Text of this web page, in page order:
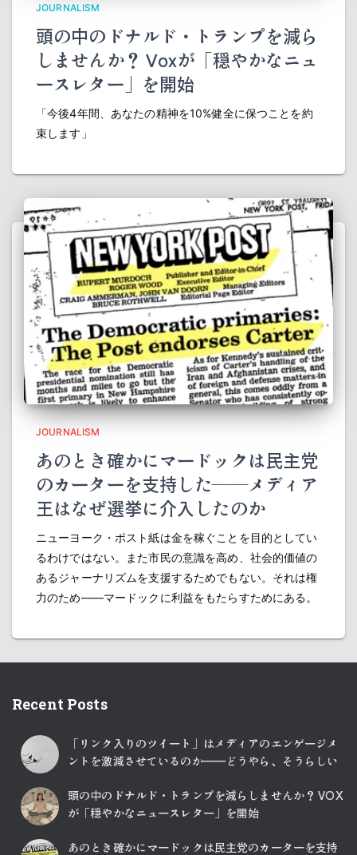
JOURNALISM
頭の中のドナルド・トランプを減ら
しませんか？ Voxが「穏やかなニュ
ースレター」を開始
「今後4年間、あなたの精神を10%健全に保つことを約
束します」
JOURNALISM
あのとき確かにマードックは民主党
のカーターを支持した――メディア
王はなぜ選挙に介入したのか
ニューヨーク・ポスト紙は金を稼ぐことを目的としてい
るわけではない。また市民の意識を高め、社会的価値の
あるジャーナリズムを支援するためでもない。それは権
力のため――マードックに利益をもたらすためにある。
Recent Posts
「リンク入りのツイート」はメディアのエンゲージメ
ントを激減させているのか――どうやら、そうらしい
頭の中のドナルド・トランプを減らしませんか？ VOX
が「穏やかなニュースレター」を開始
あのとき確かにマードックは民主党のカーターを支持